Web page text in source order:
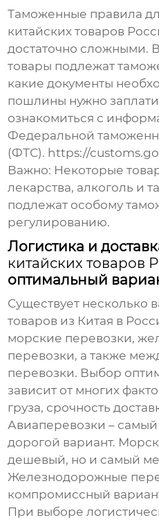
Таможенные правила
китайских товаров
достаточно сложными.
товары подлежат
какие документы
пошлины нужно
ознакомиться с
Федеральной
(ФТС). https://
Важно: Некоторые
лекарства, алкоголь и
подлежат особому
регулированию.
Логистика и
китайских товаров
оптимальный
Существует несколько
товаров из Китая в
морские перевозки,
перевозки, а также
перевозки. Выбор
зависит от многих
груза, срочность
Авиаперевозки –
дорогой вариант.
дешевый, но и самый
Железнодорожные
компромиссный
При выборе